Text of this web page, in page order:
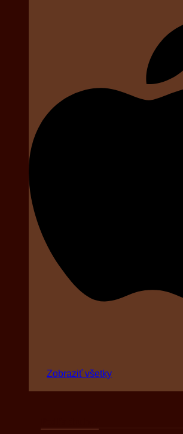
Zobraziť všetky